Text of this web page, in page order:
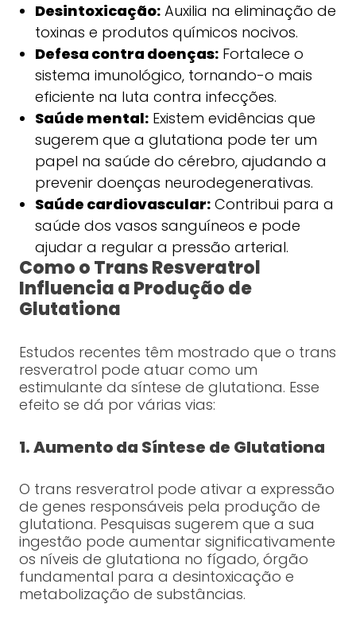
Desintoxicação:Auxilia na eliminação de
toxinas e produtos químicos nocivos.
Defesa contra doenças:Fortalece o
sistema imunológico, tornando-o mais
eficiente na luta contra infecções.
Saúde mental:Existem evidências que
sugerem que a glutationa pode ter um
papel na saúde do cérebro, ajudando a
prevenir doenças neurodegenerativas.
Saúde cardiovascular:Contribui para a
saúde dos vasos sanguíneos e pode
ajudar a regular a pressão arterial.
Como o Trans Resveratrol
Influencia a Produção de
Glutationa
Estudos recentes têm mostrado que o trans
resveratrol pode atuar como um
estimulante da síntese de glutationa. Esse
efeito se dá por várias vias:
1. Aumento da Síntese de Glutationa
O trans resveratrol pode ativar a expressão
de genes responsáveis pela produção de
glutationa. Pesquisas sugerem que a sua
ingestão pode aumentar significativamente
os níveis de glutationa no fígado, órgão
fundamental para a desintoxicação e
metabolização de substâncias.